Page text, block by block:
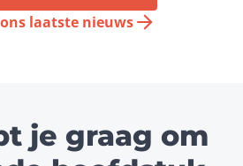
laatste nieuws
je graag om